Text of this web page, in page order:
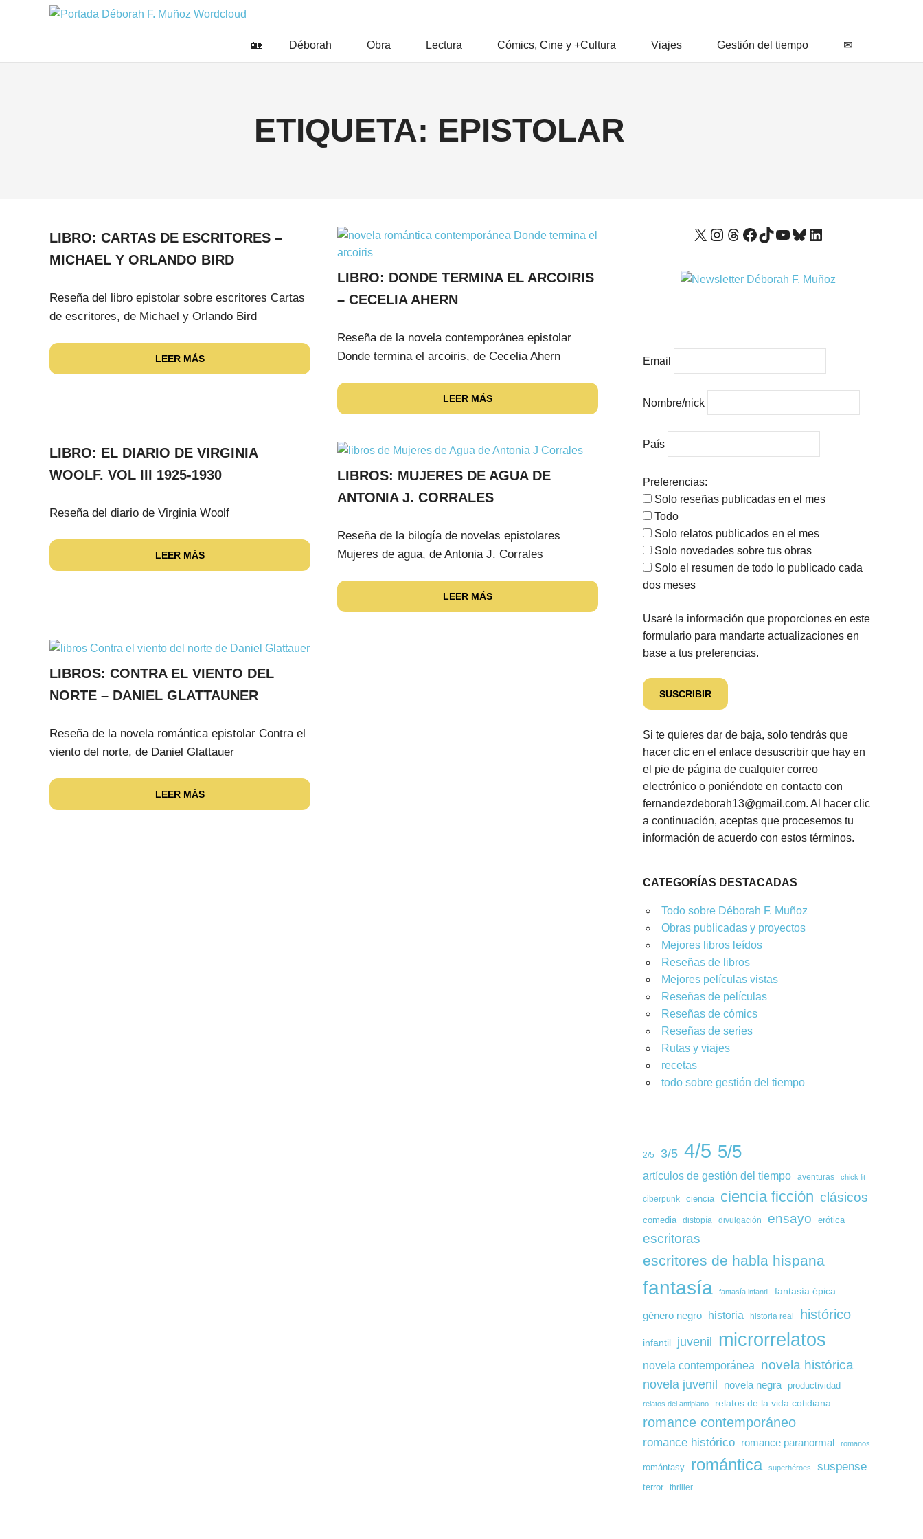
F.
🏡 Déborah Obra Lectura Cómics, Cine y +Cultura Viajes Gestión del tiempo ✉
ETIQUETA: EPISTOLAR
LIBRO: CARTAS DE ESCRITORES –
MICHAEL Y ORLANDO BIRD
Reseña del libro epistolar sobre escritores Cartas
de escritores, de Michael y Orlando Bird
LEER MÁS
LIBRO: DONDE TERMINA EL ARCOIRIS
– CECELIA AHERN
Reseña de la novela contemporánea epistolar
Donde termina el arcoiris, de Cecelia Ahern
LEER MÁS
LIBRO: EL DIARIO DE VIRGINIA
WOOLF. VOL III 1925-1930
Reseña del diario de Virginia Woolf
LEER MÁS
LIBROS: MUJERES DE AGUA DE
ANTONIA J. CORRALES
Reseña de la bilogía de novelas epistolares
Mujeres de agua, de Antonia J. Corrales
LEER MÁS
LIBROS: CONTRA EL VIENTO DEL
NORTE – DANIEL GLATTAUNER
Reseña de la novela romántica epistolar Contra el
viento del norte, de Daniel Glattauer
LEER MÁS
X Instagram
Threads
Facebook
TikTok
YouTube
Bluesky
LinkedIn
Email
Nombre/nick
País
Preferencias:
Solo reseñas publicadas en el mes
Todo
Solo relatos publicados en el mes
Solo novedades sobre tus obras
Solo el resumen de todo lo publicado cada
dos meses
Usaré la información que proporciones en este
formulario para mandarte actualizaciones en
base a tus preferencias.
Si te quieres dar de baja, solo tendrás que
hacer clic en el enlace desuscribir que hay en
el pie de página de cualquier correo
electrónico o poniéndote en contacto con
fernandezdeborah13@gmail.com. Al hacer clic
a continuación, aceptas que procesemos tu
información de acuerdo con estos términos.
CATEGORÍAS DESTACADAS
Todo sobre Déborah F. Muñoz
Obras publicadas y proyectos
Mejores libros leídos
Reseñas de libros
Mejores películas vistas
Reseñas de películas
Reseñas de cómics
Reseñas de series
Rutas y viajes
recetas
todo sobre gestión del tiempo
2/5 3/5 4/5 5/5
artículos de gestión del tiempo aventuras chick lit
ciberpunk ciencia ciencia ficción clásicos
comedia distopía divulgación ensayo erótica
escritoras
escritores de habla hispana
fantasía fantasía infantil fantasía épica
género negro historia historia real histórico
infantil juvenil microrrelatos
novela contemporánea novela histórica
novela juvenil novela negra productividad
relatos del antiplano relatos de la vida cotidiana
romance contemporáneo
romance histórico romance paranormal romanos
romántasy romántica superhéroes suspense
terror thriller